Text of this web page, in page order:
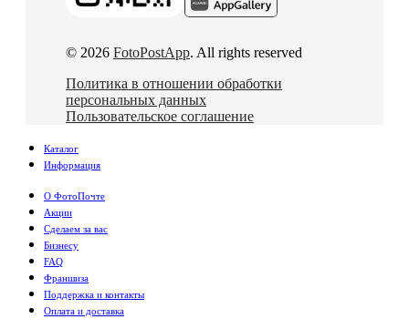
© 2026 FotoPostApp. All rights reserved
Политика в отношении обработки
персональных данных
Пользовательское соглашение
Каталог
Информация
О ФотоПочте
Акции
Сделаем за вас
Бизнесу
FAQ
Франшиза
Поддержка и контакты
Оплата и доставка